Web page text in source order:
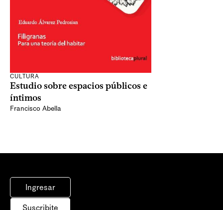
CULTURA
Estudio sobre espacios públicos e
íntimos
Francisco Abella
Ingresar
Suscribite